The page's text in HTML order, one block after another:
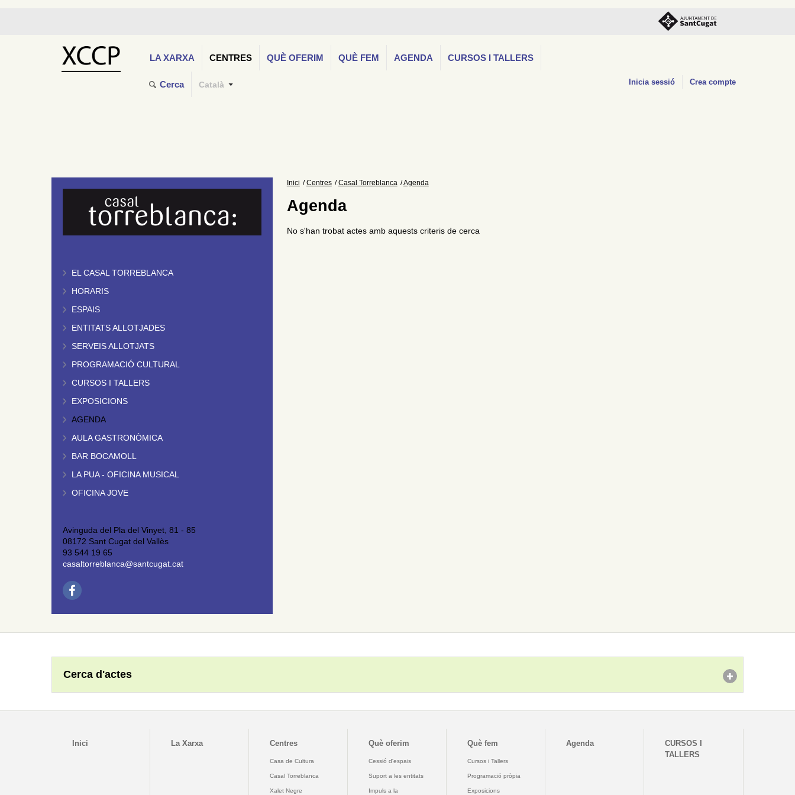
LA XARXA CENTRES QUÈ OFERIM QUÈ FEM AGENDA CURSOS I TALLERS
Cerca Català Inicia sessió Crea compte
EL CASAL TORREBLANCA
HORARIS
ESPAIS
ENTITATS ALLOTJADES
SERVEIS ALLOTJATS
PROGRAMACIÓ CULTURAL
CURSOS I TALLERS
EXPOSICIONS
AGENDA
AULA GASTRONÒMICA
BAR BOCAMOLL
LA PUA - OFICINA MUSICAL
OFICINA JOVE
Avinguda del Pla del Vinyet, 81 - 85
08172 Sant Cugat del Vallès
93 544 19 65
casaltorreblanca@santcugat.cat
Inici Centres Casal Torreblanca Agenda
Agenda
No s'han trobat actes amb aquests criteris de cerca
Cerca d'actes
Inici La Xarxa Centres
Casa de Cultura
Casal Torreblanca
Xalet Negre
Què oferim
Cessió d'espais
Suport a les entitats
Impuls a la
Què fem
Cursos i Tallers
Programació pròpia
Exposicions
Agenda
CURSOS I
TALLERS